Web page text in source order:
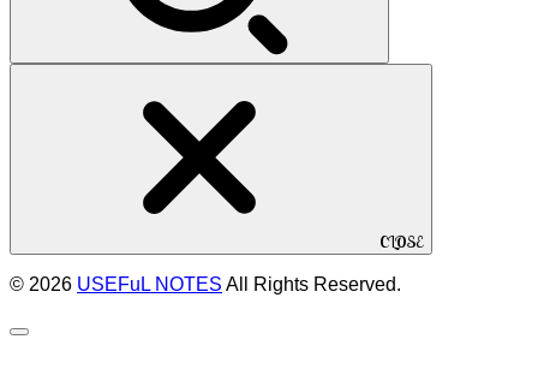
CLOSE
© 2026 USEFuL NOTES All Rights Reserved.